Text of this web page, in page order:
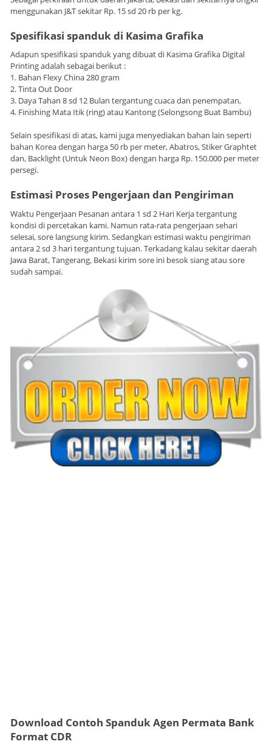
menggunakan J&T sekitar Rp. 15 sd 20 rb per kg.
Spesifikasi spanduk di Kasima Grafika
Adapun spesifikasi spanduk yang dibuat di Kasima Grafika Digital
Printing adalah sebagai berikut :
1. Bahan Flexy China 280 gram
2. Tinta Out Door
3. Daya Tahan 8 sd 12 Bulan tergantung cuaca dan penempatan,
4. Finishing Mata Itik (ring) atau Kantong (Selongsong Buat Bambu)
Selain spesifikasi di atas, kami juga menyediakan bahan lain seperti
bahan Korea dengan harga 50 rb per meter, Abatros, Stiker Graphtet
dan, Backlight (Untuk Neon Box) dengan harga Rp. 150.000 per meter
persegi.
Estimasi Proses Pengerjaan dan Pengiriman
Waktu Pengerjaan Pesanan antara 1 sd 2 Hari Kerja tergantung
kondisi di percetakan kami. Namun rata-rata pengerjaan sehari
selesai, sore langsung kirim. Sedangkan estimasi waktu pengiriman
antara 2 sd 3 hari tergantung tujuan. Terkadang kalau sekitar daerah
Jawa Barat, Tangerang, Bekasi kirim sore ini besok siang atau sore
sudah sampai.
Download Contoh Spanduk Agen Permata Bank
Format CDR